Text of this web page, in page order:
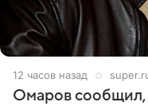
12 часов назад
Омаров сообщил,